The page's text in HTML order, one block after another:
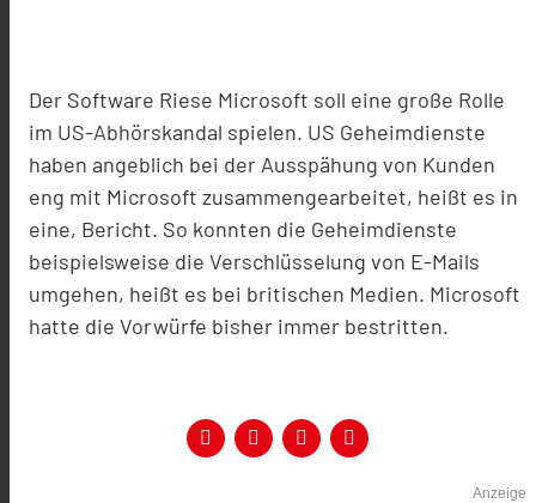
Der Software Riese Microsoft soll eine große Rolle
im US-Abhörskandal spielen. US Geheimdienste
haben angeblich bei der Ausspähung von Kunden
eng mit Microsoft zusammengearbeitet, heißt es in
eine, Bericht. So konnten die Geheimdienste
beispielsweise die Verschlüsselung von E-Mails
umgehen, heißt es bei britischen Medien. Microsoft
hatte die Vorwürfe bisher immer bestritten.
Anzeige